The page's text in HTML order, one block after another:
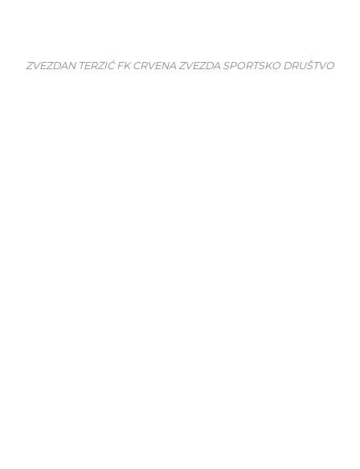
ZVEZDAN TERZIĆ FK CRVENA ZVEZDA SPORTSKO DRUŠTVO